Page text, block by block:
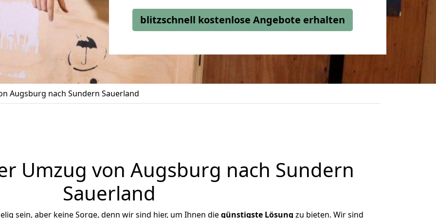
blitzschnell kostenlose Angebote erhalten
Augsburg nach Sundern Sauerland
Umzug von Augsburg nach Sundern
Sauerland
sein, aber keine Sorge, denn wir sind hier, um Ihnen diegünstigste Lösung zu bieten. Wir sind